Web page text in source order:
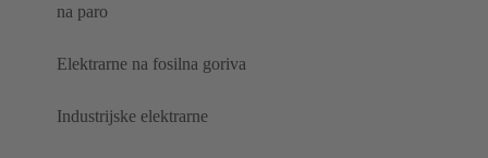
na paro
Elektrarne na fosilna goriva
Industrijske elektrarne